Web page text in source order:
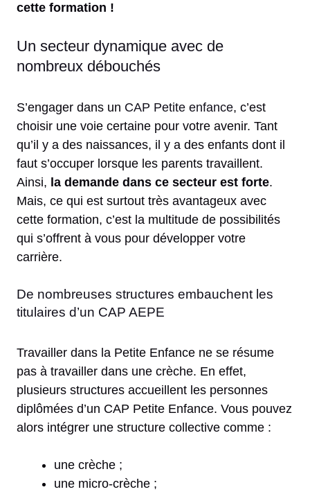
cette formation !
Un secteur dynamique avec de
nombreux débouchés
S’engager dans un CAP Petite enfance, c’est
choisir une voie certaine pour votre avenir. Tant
qu’il y a des naissances, il y a des enfants dont il
faut s’occuper lorsque les parents travaillent.
Ainsi, la demande dans ce secteur est forte.
Mais, ce qui est surtout très avantageux avec
cette formation, c’est la multitude de possibilités
qui s’offrent à vous pour développer votre
carrière.
De nombreuses structures embauchent les
titulaires d’un CAP AEPE
Travailler dans la Petite Enfance ne se résume
pas à travailler dans une crèche. En effet,
plusieurs structures accueillent les personnes
diplômées d’un CAP Petite Enfance. Vous pouvez
alors intégrer une structure collective comme :
une crèche ;
une micro-crèche ;